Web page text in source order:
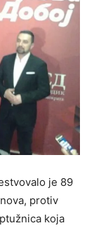
je 89
protiv
koja